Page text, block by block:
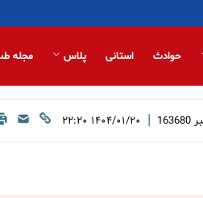
حوادث استانی پلاس مجله
163680
| ۱۴۰۴/۰۱/۲۰ ۲۲:۲۰